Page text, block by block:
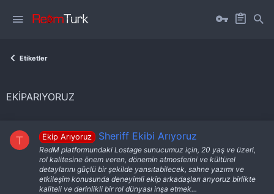
Etiketler
EKIPARIYORUZ
T Ekip Arıyoruz Sheriff Ekibi Arıyoruz
RedM platformundaki Lostage sunucumuz için, 20 yaş ve üzeri,
rol kalitesine önem veren, dönemin atmosferini ve kültürel
detaylarını güçlü bir şekilde yansıtabilecek, sahne yazımı ve
etkileşim konusunda deneyimli ekip arkadaşları arıyoruz birlikte
kaliteli ve derinlikli bir rol dünyası inşa etmek...